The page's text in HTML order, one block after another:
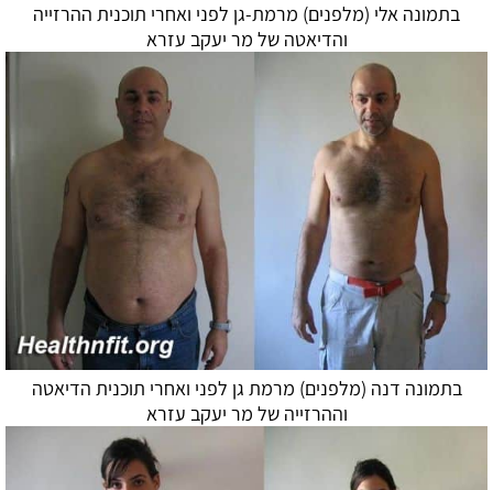
בתמונה אלי (מלפנים) מרמת-גן לפני ואחרי תוכנית ההרזייה
והדיאטהשל מר יעקב עזרא
בתמונה דנה (מלפנים) מרמת גן לפני ואחרי תוכנית הדיאטה
וההרזייה של מר יעקב עזרא